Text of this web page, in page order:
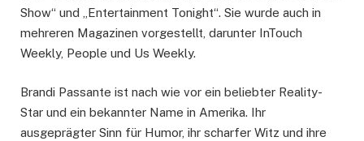
Show“ und „Entertainment Tonight“. Sie wurde auch in
mehreren Magazinen vorgestellt, darunter InTouch
Weekly, People und Us Weekly.
Brandi Passante ist nach wie vor ein beliebter Reality-
Star und ein bekannter Name in Amerika. Ihr
ausgeprägter Sinn für Humor, ihr scharfer Witz und ihre